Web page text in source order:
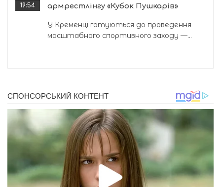
19:54
армрестлінгу «Кубок Пушкарів»
У Кременці готуються до проведення
масштабного спортивного заходу —...